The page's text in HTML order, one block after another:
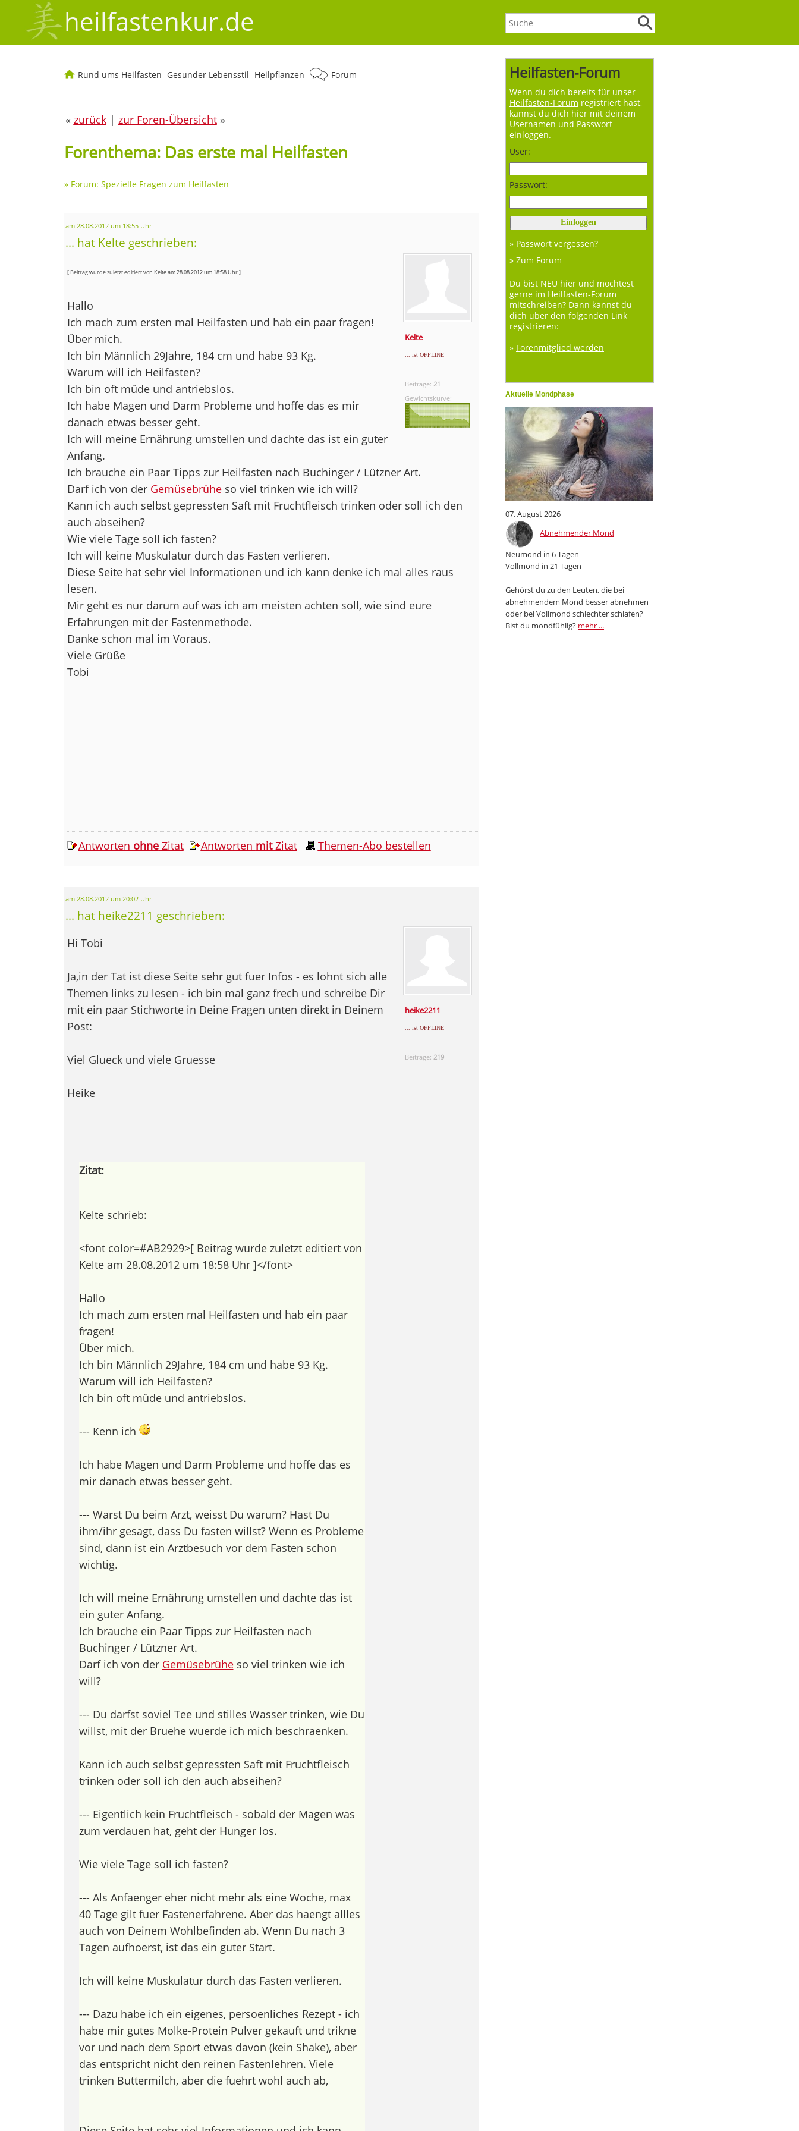
heilfastenkur.de
Heilfasten-Forum
Wenn du dich bereits für unser
Heilfasten-Forum registriert hast,
kannst du dich hier mit deinem
Usernamen und Passwort
einloggen.
User:
Passwort:
» Passwort vergessen?
» Zum Forum
Du bist NEU hier und möchtest
gerne im Heilfasten-Forum
mitschreiben? Dann kannst du
dich über den folgenden Link
registrieren:
» Forenmitglied werden
Aktuelle Mondphase
07. August 2026
Abnehmender Mond
Neumond in 6 Tagen
Vollmond in 21 Tagen
Gehörst du zu den Leuten, die bei
abnehmendem Mond besser abnehmen
oder bei Vollmond schlechter schlafen?
Bist du mondfühlig? mehr ...
Rund ums Heilfasten Gesunder Lebensstil Heilpflanzen Forum
« zurück| zur Foren-Übersicht»
Forenthema: Das erste mal Heilfasten
» Forum: Spezielle Fragen zum Heilfasten
am 28.08.2012 um 18:55 Uhr
... hat Kelte geschrieben:
Kelte
... ist OFFLINE
Beiträge: 21
Gewichtskurve:
[ Beitrag wurde zuletzt editiert von Kelte am 28.08.2012 um 18:58 Uhr ]
Hallo
Ich mach zum ersten mal Heilfasten und hab ein paar fragen!
Über mich.
Ich bin Männlich 29Jahre, 184 cm und habe 93 Kg.
Warum will ich Heilfasten?
Ich bin oft müde und antriebslos.
Ich habe Magen und Darm Probleme und hoffe das es mir
danach etwas besser geht.
Ich will meine Ernährung umstellen und dachte das ist ein guter
Anfang.
Ich brauche ein Paar Tipps zur Heilfasten nach Buchinger / Lützner Art.
Darf ich von der Gemüsebrüheso viel trinken wie ich will?
Kann ich auch selbst gepressten Saft mit Fruchtfleisch trinken oder soll ich den
auch abseihen?
Wie viele Tage soll ich fasten?
Ich will keine Muskulatur durch das Fasten verlieren.
Diese Seite hat sehr viel Informationen und ich kann denke ich mal alles raus
lesen.
Mir geht es nur darum auf was ich am meisten achten soll, wie sind eure
Erfahrungen mit der Fastenmethode.
Danke schon mal im Voraus.
Viele Grüße
Tobi
Antworten ohneZitat Antworten mitZitat Themen-Abo bestellen
am 28.08.2012 um 20:02 Uhr
... hat heike2211 geschrieben:
heike2211
... ist OFFLINE
Beiträge: 219
Hi Tobi
Ja,in der Tat ist diese Seite sehr gut fuer Infos - es lohnt sich alle
Themen links zu lesen - ich bin mal ganz frech und schreibe Dir
mit ein paar Stichworte in Deine Fragen unten direkt in Deinem
Post:
Viel Glueck und viele Gruesse
Heike
Zitat:
Kelte schrieb:
<font color=#AB2929>[ Beitrag wurde zuletzt editiert von
Kelte am 28.08.2012 um 18:58 Uhr ]</font>
Hallo
Ich mach zum ersten mal Heilfasten und hab ein paar
fragen!
Über mich.
Ich bin Männlich 29Jahre, 184 cm und habe 93 Kg.
Warum will ich Heilfasten?
Ich bin oft müde und antriebslos.
--- Kenn ich
Ich habe Magen und Darm Probleme und hoffe das es
mir danach etwas besser geht.
--- Warst Du beim Arzt, weisst Du warum? Hast Du
ihm/ihr gesagt, dass Du fasten willst? Wenn es Probleme
sind, dann ist ein Arztbesuch vor dem Fasten schon
wichtig.
Ich will meine Ernährung umstellen und dachte das ist
ein guter Anfang.
Ich brauche ein Paar Tipps zur Heilfasten nach
Buchinger / Lützner Art.
Darf ich von der Gemüsebrüheso viel trinken wie ich
will?
--- Du darfst soviel Tee und stilles Wasser trinken, wie Du
willst, mit der Bruehe wuerde ich mich beschraenken.
Kann ich auch selbst gepressten Saft mit Fruchtfleisch
trinken oder soll ich den auch abseihen?
--- Eigentlich kein Fruchtfleisch - sobald der Magen was
zum verdauen hat, geht der Hunger los.
Wie viele Tage soll ich fasten?
--- Als Anfaenger eher nicht mehr als eine Woche, max
40 Tage gilt fuer Fastenerfahrene. Aber das haengt allles
auch von Deinem Wohlbefinden ab. Wenn Du nach 3
Tagen aufhoerst, ist das ein guter Start.
Ich will keine Muskulatur durch das Fasten verlieren.
--- Dazu habe ich ein eigenes, persoenliches Rezept - ich
habe mir gutes Molke-Protein Pulver gekauft und trikne
vor und nach dem Sport etwas davon (kein Shake), aber
das entspricht nicht den reinen Fastenlehren. Viele
trinken Buttermilch, aber die fuehrt wohl auch ab,